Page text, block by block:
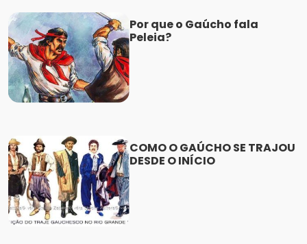
Por que o Gaúcho fala
Peleia?
COMO O GAÚCHO SE TRAJOU
DESDE O INÍCIO